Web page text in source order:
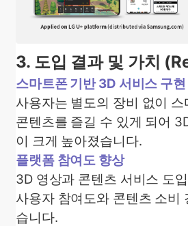
3. 도입 결과 및 가치
스마트폰 기반 3D 서비스 구현
사용자는 별도의 장비 없이
콘텐츠를 즐길 수 있게 되어
이 크게 높아졌습니다.
플랫폼 참여도 향상
3D 영상과 콘텐츠 서비스 도
사용자 참여도와 콘텐츠 소비
습니다.